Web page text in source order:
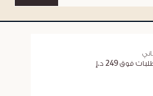
فوق 249 د.إ